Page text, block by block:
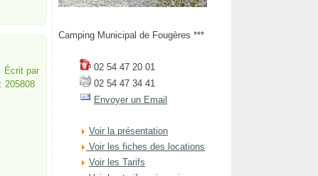
Écrit par
205808
Camping Municipal de Fougères ***
02 54 47 20 01
02 54 47 34 41
Envoyer un Email
Voir la présentation
Voir les fiches des locations
Voir les Tarifs